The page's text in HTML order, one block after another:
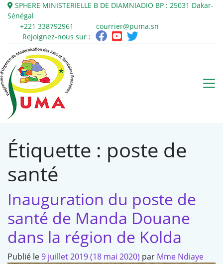
SPHERE MINISTERIELLE B DE DIAMNIADIO BP : 25031 Dakar-
Sénégal
+221 338792961
courrier@puma.sn
Rejoignez-nous sur :
Étiquette : poste de
santé
Inauguration du poste de
santé de Manda Douane
dans la région de Kolda
Publié le9 juillet 2019(18 mai 2020) par Mme Ndiaye